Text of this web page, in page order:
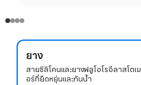
ยาง
สายซิลิโคนและยางฟลูโอโรอีลาสโตเม
อร์ที่ยืดหยุ่นและกันน้ำ